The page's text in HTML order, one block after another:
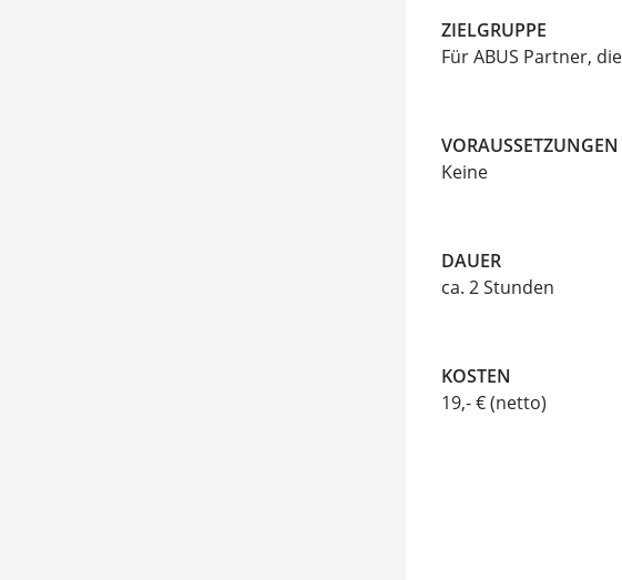
ZIELGRUPPE
Für ABUS Partner,
VORAUSSETZUNGEN
Keine
DAUER
ca. 2 Stunden
KOSTEN
19,- € (netto)